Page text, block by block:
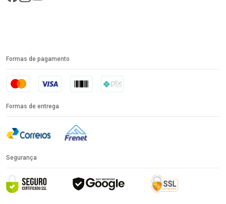
Formas de pagamento
Formas de entrega
Segurança